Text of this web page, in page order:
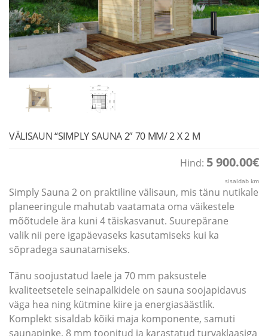
VÄLISAUN “SIMPLY SAUNA 2” 70 MM/ 2 X 2 M
Hind: 5 900.00€
sisaldab km
Simply Sauna 2 on praktiline välisaun, mis tänu nutikale
planeeringule mahutab vaatamata oma väikestele
mõõtudele ära kuni 4 täiskasvanut. Suurepärane
valik nii pere igapäevaseks kasutamiseks kui ka
sõpradega saunatamiseks.
Tänu soojustatud laele ja 70 mm paksustele
kvaliteetsetele seinapalkidele on sauna soojapidavus
väga hea ning kütmine kiire ja energiasäästlik.
Komplekt sisaldab kõiki maja komponente, samuti
saunapinke, 8 mm toonitud ja karastatud turvaklaasiga